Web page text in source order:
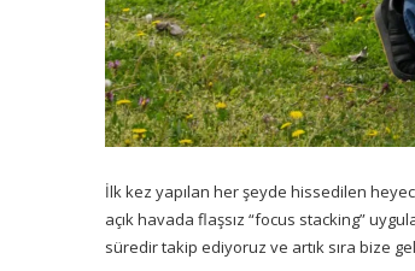
İlk kez yapılan her şeyde hissedilen
açık havada flaşsız “focus stacking”
süredir takip ediyoruz ve artık sıra bize